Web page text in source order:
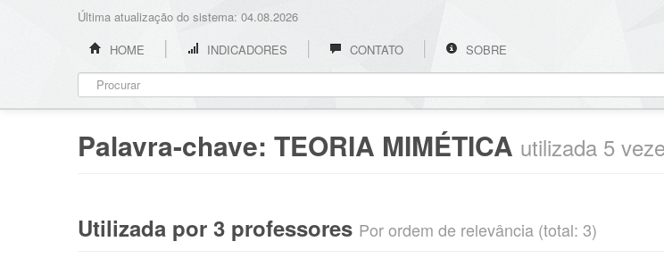
Última atualização do sistema: 04.08.2026
HOME
INDICADORES CONTATO SOBRE
Palavra-chave: TEORIA MIMÉTICA utilizada 5
Utilizada por 3 professores Por ordem de relevância (total: 3)